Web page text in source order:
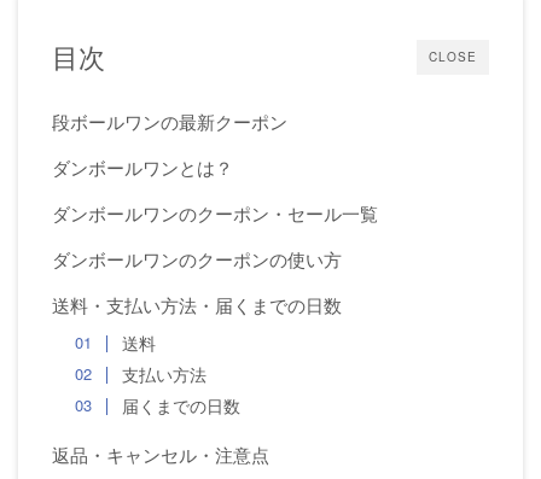
CLOSE
目次
段ボールワンの最新クーポン
ダンボールワンとは？
ダンボールワンのクーポン・セール一覧
ダンボールワンのクーポンの使い方
送料・支払い方法・届くまでの日数
送料
支払い方法
届くまでの日数
返品・キャンセル・注意点